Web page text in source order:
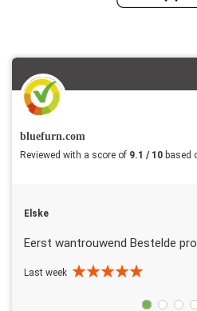
bluefurn.com
Reviewed with a score of 9.1 / 10 based
Elske
Eerst wantrouwend Bestelde
Last week